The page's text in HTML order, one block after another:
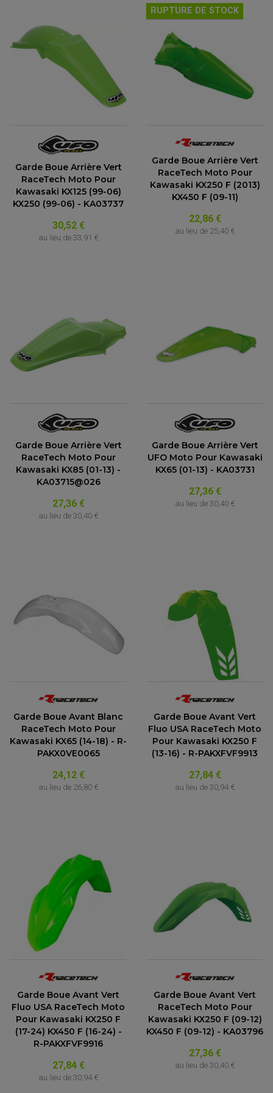
Garde Boue Arrière Vert
RaceTech Moto Pour
Kawasaki KX125 (99-06)
KX250 (99-06) - KA03737
30,52 €
au lieu de 33,91 €
RUPTURE DE STOCK
Garde Boue Arrière Vert
RaceTech Moto Pour
Kawasaki KX250 F (2013)
KX450 F (09-11)
22,86 €
au lieu de 25,40 €
Garde Boue Arrière Vert
RaceTech Moto Pour
Kawasaki KX85 (01-13) -
KA03715@026
27,36 €
au lieu de 30,40 €
Garde Boue Arrière Vert
UFO Moto Pour Kawasaki
KX65 (01-13) - KA03731
27,36 €
au lieu de 30,40 €
Garde Boue Avant Blanc
RaceTech Moto Pour
Kawasaki KX65 (14-18) - R-
PAKX0VE0065
24,12 €
au lieu de 26,80 €
Garde Boue Avant Vert
Fluo USA RaceTech Moto
Pour Kawasaki KX250 F
(13-16) - R-PAKXFVF9913
27,84 €
au lieu de 30,94 €
Garde Boue Avant Vert
Fluo USA RaceTech Moto
Pour Kawasaki KX250 F
(17-24) KX450 F (16-24) -
R-PAKXFVF9916
27,84 €
au lieu de 30,94 €
Garde Boue Avant Vert
RaceTech Moto Pour
Kawasaki KX250 F (09-12)
KX450 F (09-12) - KA03796
27,36 €
au lieu de 30,40 €